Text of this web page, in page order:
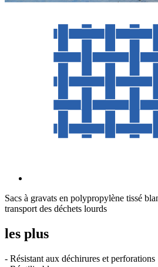
Sacs à gravats en polypropylène tissé
transport des déchets lourds
les plus
- Résistant aux déchirures et perforations